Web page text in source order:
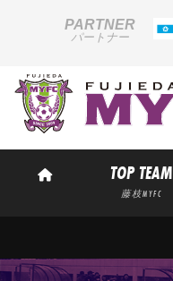
PARTNER
パートナー
TOP TEAM
藤枝MYFC